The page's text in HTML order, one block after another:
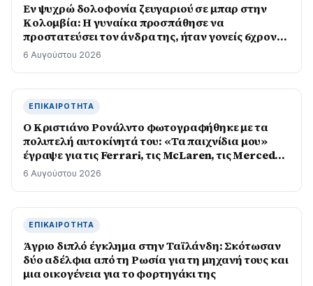
Εν ψυχρώ δολοφονία ζευγαριού σε μπαρ στην
Κολομβία: Η γυναίκα προσπάθησε να
προστατεύσει τον άνδρα της, ήταν γονείς 6χρονου
κοριτσιού, δείτε βίντεο
6 Αυγούστου 2026
ΕΠΙΚΑΙΡΌΤΗΤΑ
Ο Κριστιάνο Ρονάλντο φωτογραφήθηκε με τα
πολυτελή αυτοκίνητά του: «Τα παιχνίδια μου»
έγραψε για τις Ferrari, τις McLaren, τις Mercedes
και τις Bugatti
6 Αυγούστου 2026
ΕΠΙΚΑΙΡΌΤΗΤΑ
Άγριο διπλό έγκλημα στην Ταϊλάνδη: Σκότωσαν
δύο αδέλφια από τη Ρωσία για τη μηχανή τους και
μια οικογένεια για το φορτηγάκι της